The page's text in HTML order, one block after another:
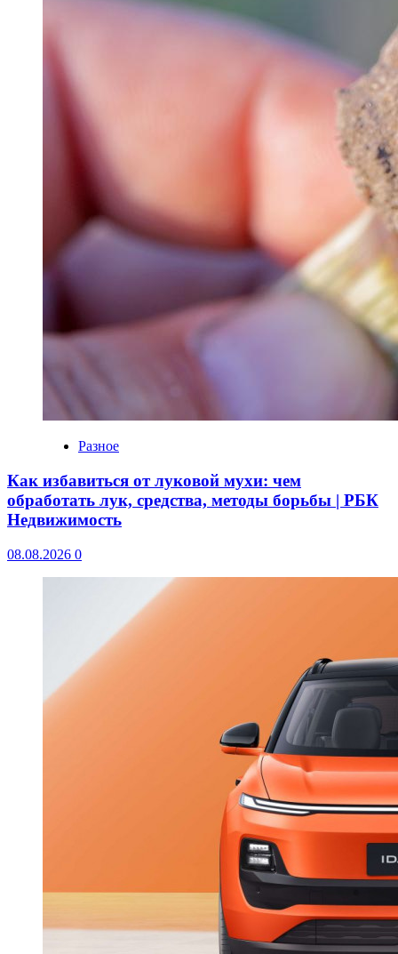
Разное
Как избавиться от луковой мухи: чем
обработать лук, средства, методы борьбы | РБК
Недвижимость
08.08.2026 0